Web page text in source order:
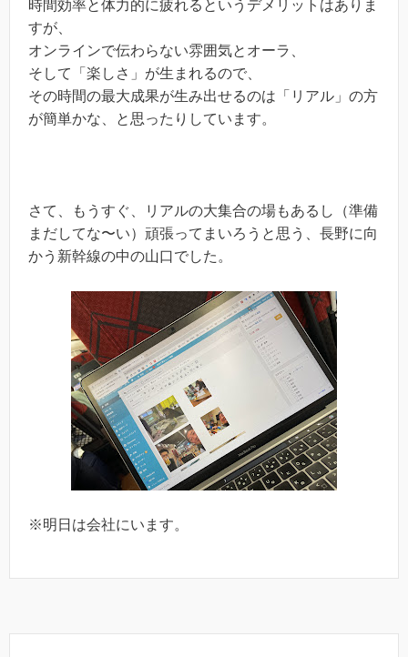
時間効率と体力的に疲れるというデメリットはありま
すが、
オンラインで伝わらない雰囲気とオーラ、
そして「楽しさ」が生まれるので、
その時間の最大成果が生み出せるのは「リアル」の方
が簡単かな、と思ったりしています。
さて、もうすぐ、リアルの大集合の場もあるし（準備
まだしてな〜い）頑張ってまいろうと思う、長野に向
かう新幹線の中の山口でした。
※明日は会社にいます。